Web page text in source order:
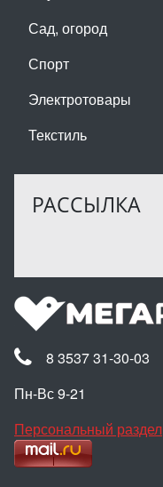
Сад, огород
Спорт
Электротовары
Текстиль
РАССЫЛКА
8 3537 31-30-03
Пн-Вс 9-21
Персональный раздел